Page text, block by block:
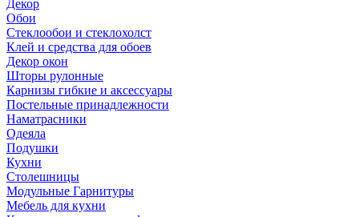
Декор
Обои
Стеклообои и стеклохолст
Клей и средства для обоев
Декор окон
Шторы рулонные
Карнизы гибкие и аксессуары
Постельные принадлежности
Наматрасники
Одеяла
Подушки
Кухни
Столешницы
Модульные Гарнитуры
Мебель для кухни